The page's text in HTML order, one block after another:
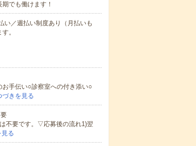
でも働けます！
／週払い制度あり（月払いも
。
手伝い○診察室への付き添い○
づきを見る
不要です。▽応募後の流れ1)翌
る